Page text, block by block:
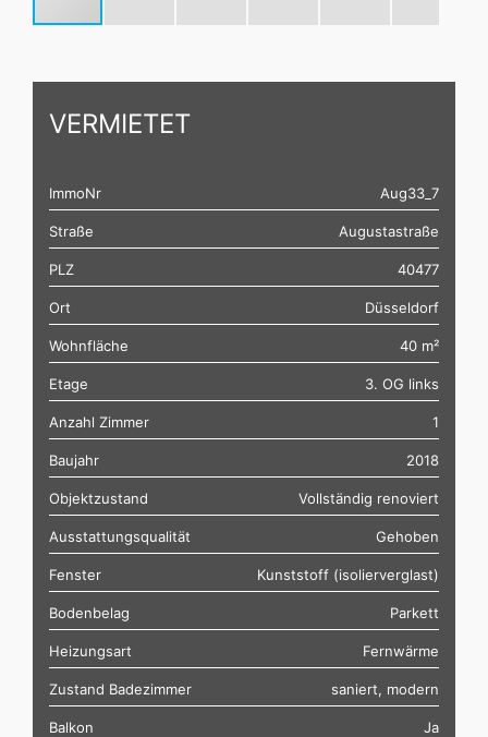
VERMIETET
ImmoNr Aug33_7
Straße Augustastraße
PLZ 40477
Ort Düsseldorf
Wohnfläche 40 m²
Etage 3. OG links
Anzahl Zimmer 1
Baujahr 2018
Objektzustand Vollständig renoviert
Ausstattungsqualität Gehoben
Fenster Kunststoff (isolierverglast)
Bodenbelag Parkett
Heizungsart Fernwärme
Zustand Badezimmer saniert, modern
Balkon Ja